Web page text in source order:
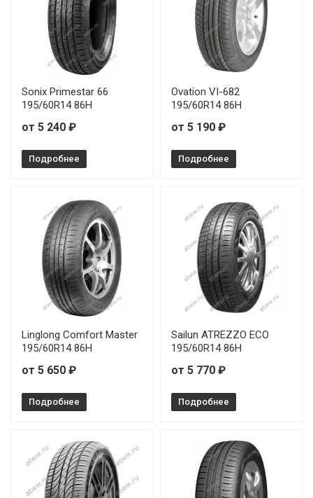
Sonix Primestar 66
195/60R14 86H
от 5 240 ₽
Подробнее
Ovation VI-682
195/60R14 86H
от 5 190 ₽
Подробнее
Linglong Comfort Master
195/60R14 86H
от 5 650 ₽
Подробнее
Sailun ATREZZO ECO
195/60R14 86H
от 5 770 ₽
Подробнее